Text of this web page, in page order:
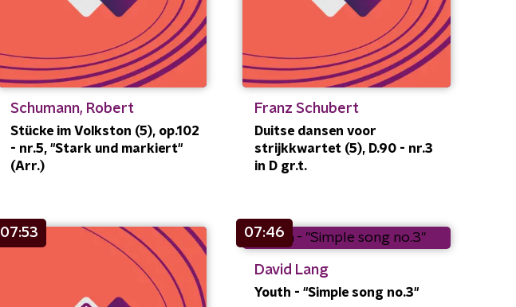
Schumann, Robert
Stücke im Volkston (5), op.102
- nr.5, "Stark und markiert"
(Arr.)
Franz Schubert
Duitse dansen voor
strijkkwartet (5), D.90 - nr.3
in D gr.t.
07:53 07:46
David Lang
Youth - "Simple song no.3"